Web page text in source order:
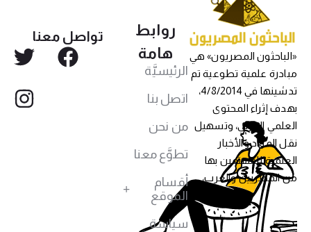
«الباحثون المصريون» هي
مبادرة علمية تطوعية تم
تدشينها في 4/8/2014،
بهدف إثراء المحتوى
العلمي العربي، وتسهيل
نقل المواد والأخبار
العلمية للمهتمين بها
من المصريين والعرب،
روابط
هامة
الرئيسيَّة
اتصل بنا
من نحن
تطوَّع معنا
أقسام
الموقع
سياسة
تواصل معنا